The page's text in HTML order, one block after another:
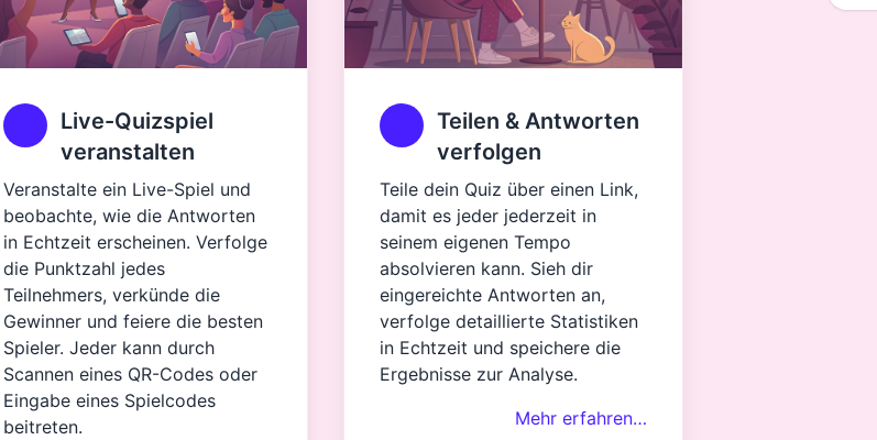
Live-Quizspiel
veranstalten
Veranstalte ein Live-Spiel und
beobachte, wie die Antworten
in Echtzeit erscheinen. Verfolge
die Punktzahl jedes
Teilnehmers, verkünde die
Gewinner und feiere die besten
Spieler. Jeder kann durch
Scannen eines QR-Codes oder
Eingabe eines Spielcodes
beitreten.
Teilen & Antworten
verfolgen
Teile dein Quiz über einen Link,
damit es jeder jederzeit in
seinem eigenen Tempo
absolvieren kann. Sieh dir
eingereichte Antworten an,
verfolge detaillierte Statistiken
in Echtzeit und speichere die
Ergebnisse zur Analyse.
Mehr erfahren…